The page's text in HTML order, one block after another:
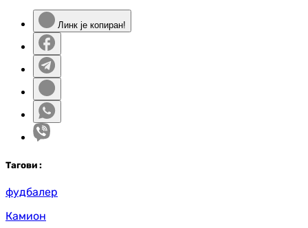
Линк је копиран!
Тагови :
фудбалер
Камион